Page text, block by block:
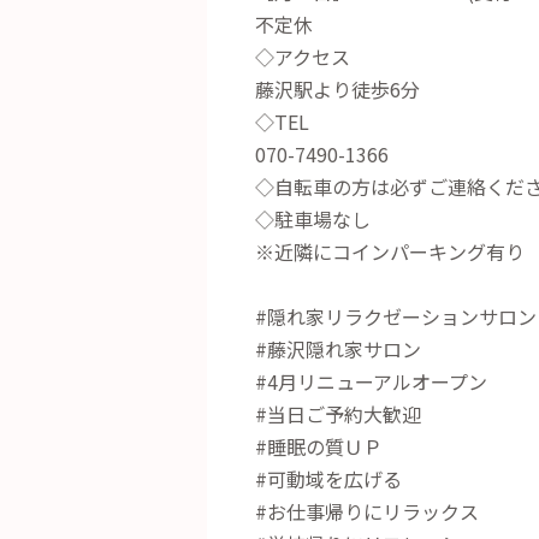
不定休
◇アクセス
藤沢駅より徒歩6分
◇TEL
070-7490-1366
◇自転車の方は必ずご連絡くだ
◇駐車場なし
※近隣にコインパーキング有り
#隠れ家リラクゼーションサロン
#藤沢隠れ家サロン
#4月リニューアルオープン
#当日ご予約大歓迎
#睡眠の質ＵＰ
#可動域を広げる
#お仕事帰りにリラックス